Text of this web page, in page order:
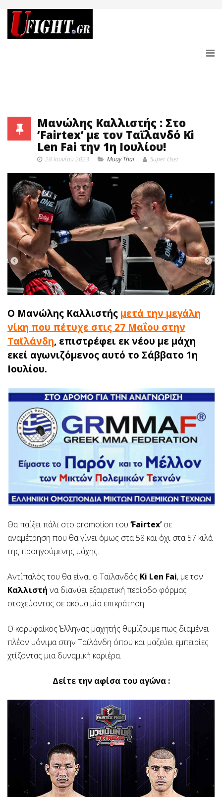
Μανώλης Καλλιστής : Στο
‘Fairtex’ με τον Ταϊλανδό Ki
Len Fai την 1η Ιουλίου!
28 Ιουνίου 2023 Muay Thai Super User
Ο Μανώλης Καλλιστής μετά την μεγάλη
νίκη που πέτυχε στις 27 Μαΐου στην
Ταϊλάνδη, επιστρέφει εκ νέου με μάχη
εκεί αγωνιζόμενος αυτό το Σάββατο 1η
Ιουλίου.
Θα παίξει πάλι στο promotion του ‘Fairtex’σε
αναμέτρηση που θα γίνει όμως στα 58 και όχι στα 57 κιλά
της προηγούμενης μάχης.
Αντίπαλός του θα είναι ο Ταϊλανδός Ki Len Fai, με τον
Καλλιστή να διανύει εξαιρετική περίοδο φόρμας
στοχεύοντας σε ακόμα μία επικράτηση.
Ο κορυφαίκος Έλληνας μαχητής θυμίζουμε πως διαμένει
πλέον μόνιμα στην Ταϊλάνδη όπου και μαζεύει εμπειρίες
χτίζοντας μια δυναμική καριέρα.
Δείτε την αφίσα του αγώνα :